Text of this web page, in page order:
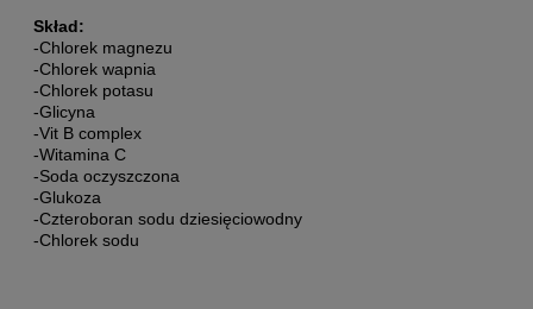
Skład:
-Chlorek magnezu
-Chlorek wapnia
-Chlorek potasu
-Glicyna
-Vit B complex
-Witamina C
-Soda oczyszczona
-Glukoza
-Czteroboran sodu dziesięciowodny
-Chlorek sodu